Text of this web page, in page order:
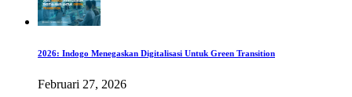
2026: Indogo Menegaskan Digitalisasi Untuk Green Transition
Februari 27, 2026